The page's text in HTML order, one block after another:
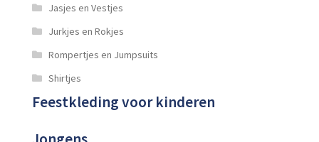
Jasjes en Vestjes
Jurkjes en Rokjes
Rompertjes en Jumpsuits
Shirtjes
Feestkleding voor kinderen